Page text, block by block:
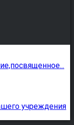
учреждения